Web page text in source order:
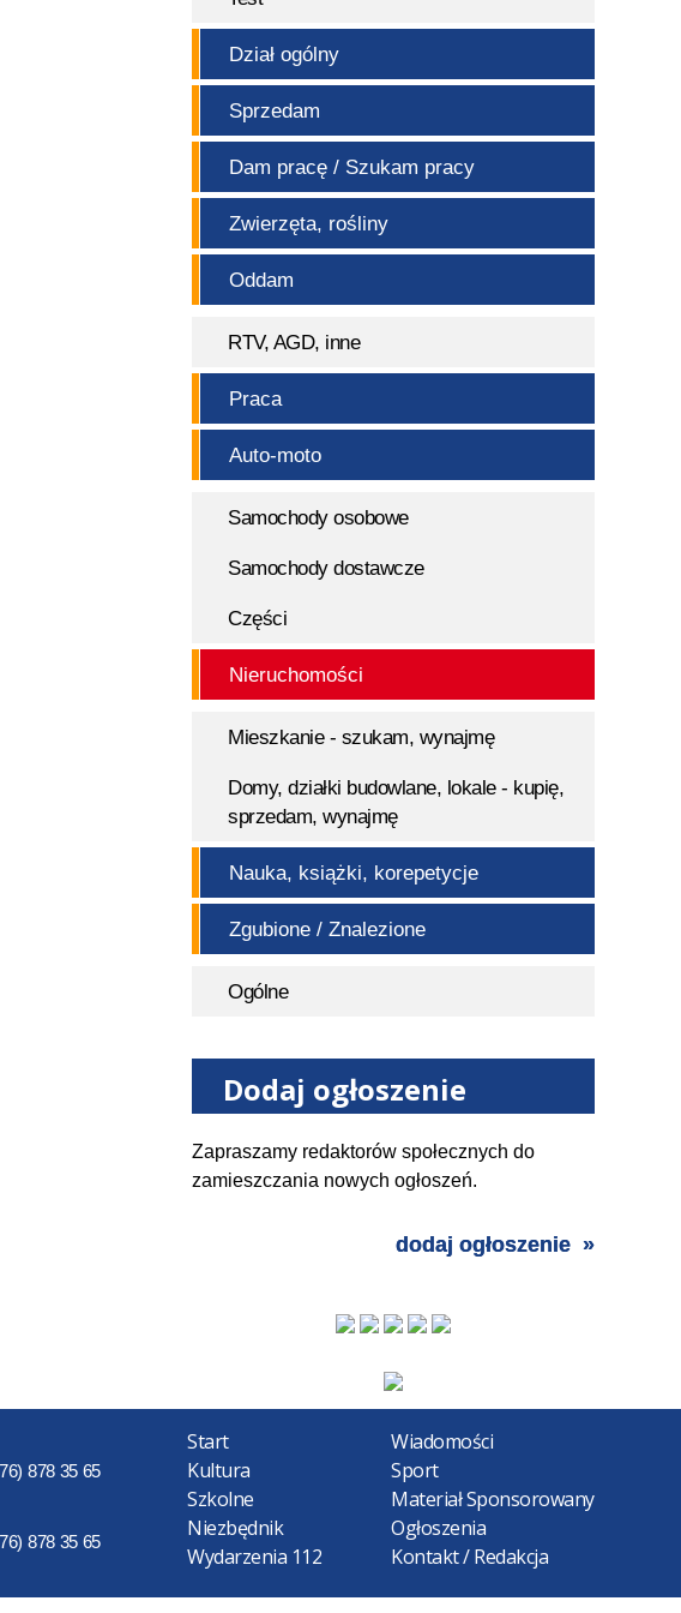
Dział ogólny
Sprzedam
Dam pracę / Szukam pracy
Zwierzęta, rośliny
Oddam
RTV, AGD, inne
Praca
Auto-moto
Samochody osobowe
Samochody dostawcze
Części
Nieruchomości
Mieszkanie - szukam, wynajmę
Domy, działki budowlane, lokale - kupię,
sprzedam, wynajmę
Nauka, książki, korepetycje
Zgubione / Znalezione
Ogólne
Dodaj ogłoszenie
Zapraszamy redaktorów społecznych do
zamieszczania nowych ogłoszeń.
dodaj ogłoszenie
878 35 65
878 35 65
Start
Wiadomości
Kultura
Sport
Szkolne
Materiał Sponsorowany
Niezbędnik
Ogłoszenia
Wydarzenia 112
Kontakt / Redakcja